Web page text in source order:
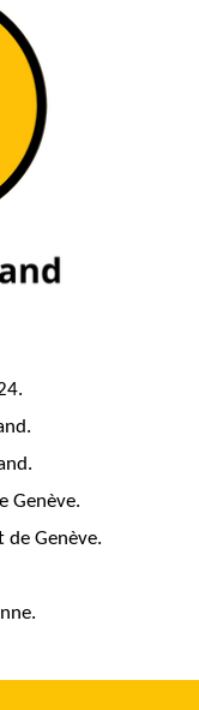
Genève.
de Genève.